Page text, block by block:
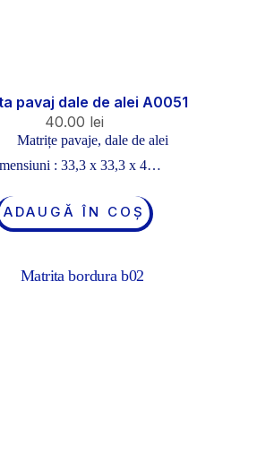
pavaj dale de alei A0051
40.00 lei
Matrițe pavaje, dale de alei
: 33,3 x 33,3 x 4…
ADAUGĂ ÎN COȘ